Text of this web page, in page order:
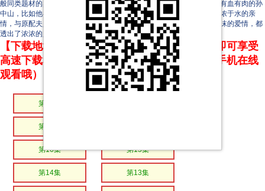
般同类题材的窠臼，通过许多充满浓郁生活气息的细节，塑造出了一个有血有肉的孙
中山，比如他与故友宋嘉树深厚的友谊，与兄长孙眉、儿子孙科之间血浓于水的亲
情，与原配夫人卢慕贞和陈粹芬女士的情感故事，以及与宋庆龄相濡以沫的爱情，都
透出了浓浓的人情味儿，这在以往的作品中是绝无仅有的。
【下载地址】本站专属下载器：点击下方链接 即可享受
高速下载和在线播放 专治迅雷无法下载（支持手机在线
观看哦）
第20集
第18集
第16集 第15集
第14集 第13集